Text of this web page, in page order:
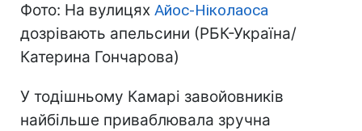
Фото: На вулицях Айос-Ніколаоса
дозрівають апельсини (РБК-Україна/
Катерина Гончарова)
У тодішньому Камарі завойовників
найбільше приваблювала зручна